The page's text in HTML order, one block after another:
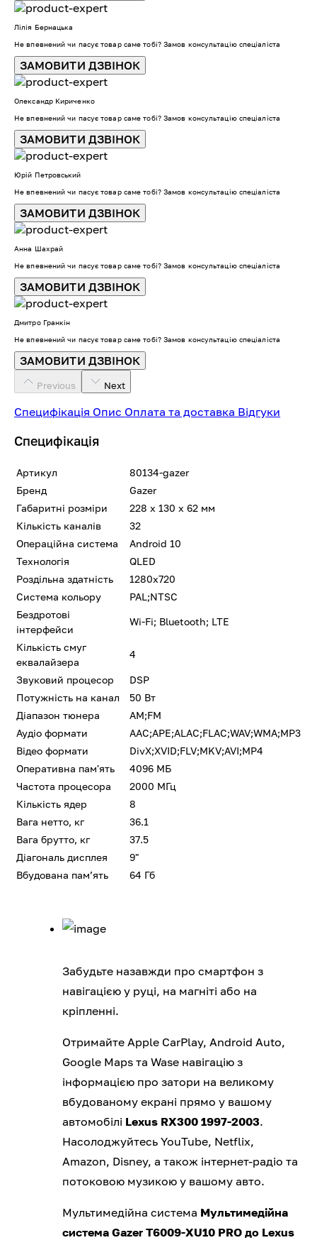
Лілія Бернацька
Не впевнений чи пасує товар саме тобі? Замов консультацію спеціаліста
ЗАМОВИТИ ДЗВІНОК
Олександр Кириченко
Не впевнений чи пасує товар саме тобі? Замов консультацію спеціаліста
ЗАМОВИТИ ДЗВІНОК
Юрій Петровський
Не впевнений чи пасує товар саме тобі? Замов консультацію спеціаліста
ЗАМОВИТИ ДЗВІНОК
Анна Шахрай
Не впевнений чи пасує товар саме тобі? Замов консультацію спеціаліста
ЗАМОВИТИ ДЗВІНОК
Дмитро Гранкін
Не впевнений чи пасує товар саме тобі? Замов консультацію спеціаліста
ЗАМОВИТИ ДЗВІНОК
Previous Next
Специфікація Опис Оплата та доставка Відгуки
Специфікація
Артикул
80134-gazer
Бренд
Gazer
Габаритні розміри
228 х 130 х 62 мм
Кількість каналів
32
Операційна система
Android 10
Технологія
QLED
Роздільна здатність
1280x720
Система кольору
PAL;NTSC
Бездротові
інтерфейси
Wi-Fi; Bluetooth; LTE
Кількість смуг
еквалайзера
4
Звуковий процесор
DSP
Потужність на канал
50 Вт
Діапазон тюнера
AM;FM
Аудіо формати
AAC;APE;ALAC;FLAC;WAV;WMA;MP3
Відео формати
DivX;XVID;FLV;MKV;AVI;MP4
Оперативна пам'ять
4096 МБ
Частота процесора
2000 МГц
Кількість ядер
8
Вага нетто, кг
36.1
Вага брутто, кг
37.5
Діагональ дисплея
9"
Вбудована памʼять
64 Гб
Забудьте назавжди про смартфон з
навігацією у руці, на магніті або на
кріпленні.
Отримайте Apple CarPlay, Android Auto,
Google Maps та Wase навігацію з
інформацією про затори на великому
вбудованому екрані прямо у вашому
автомобілі Lexus RX300 1997-2003.
Насолоджуйтесь YouTube, Netflix,
Amazon, Disney, а також інтернет-радіо та
потоковою музикою у вашому авто.
Мультимедійна система Мультимедійна
система Gazer T6009-XU10 PRO до Lexus